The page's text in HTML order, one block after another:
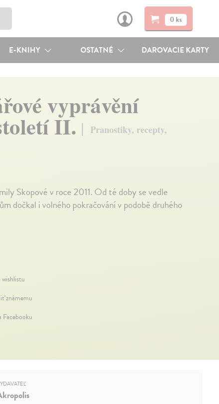
0 ks
E-KNIHY OSTATNÉ DAROVACIE KARTY
vyprávění
II.
Pranostiky, recepty,
Skopové v roce 2011. Od té doby se vedle
dočkal i volného pokračování v podobě druhého
známemu
Facebooku